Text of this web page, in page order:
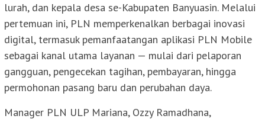
lurah, dan kepala desa se-Kabupaten Banyuasin. Melalui
pertemuan ini, PLN memperkenalkan berbagai inovasi
digital, termasuk pemanfaatangan aplikasi PLN Mobile
sebagai kanal utama layanan — mulai dari pelaporan
gangguan, pengecekan tagihan, pembayaran, hingga
permohonan pasang baru dan perubahan daya.
Manager PLN ULP Mariana, Ozzy Ramadhana,